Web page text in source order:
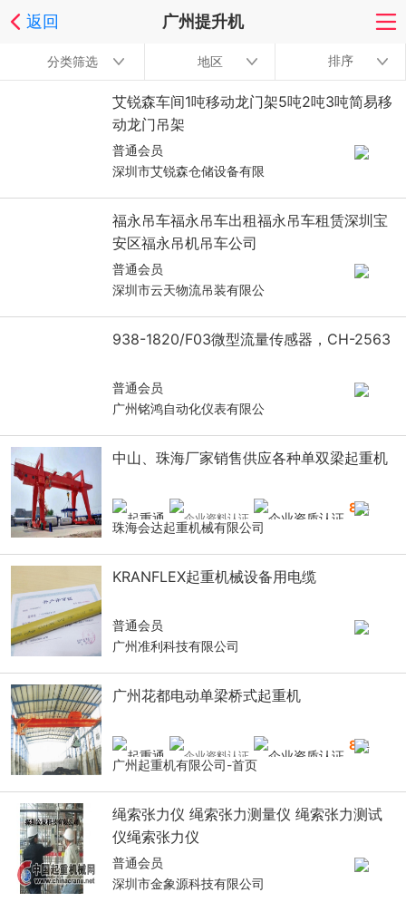
返回 广州提升机
分类筛选 地区 排序
艾锐森车间1吨移动龙门架5吨2吨3吨简易移
动龙门吊架
普通会员
深圳市艾锐森仓储设备有限
福永吊车福永吊车出租福永吊车租赁深圳宝
安区福永吊机吊车公司
普通会员
深圳市云天物流吊装有限公
938-1820/F03微型流量传感器，CH-2563
普通会员
广州铭鸿自动化仪表有限公
中山、珠海厂家销售供应各种单双梁起重机
8年
珠海会达起重机械有限公司
KRANFLEX起重机械设备用电缆
普通会员
广州准利科技有限公司
广州花都电动单梁桥式起重机
8年
广州起重机有限公司-首页
绳索张力仪 绳索张力测量仪 绳索张力测试
仪绳索张力仪
普通会员
深圳市金象源科技有限公司